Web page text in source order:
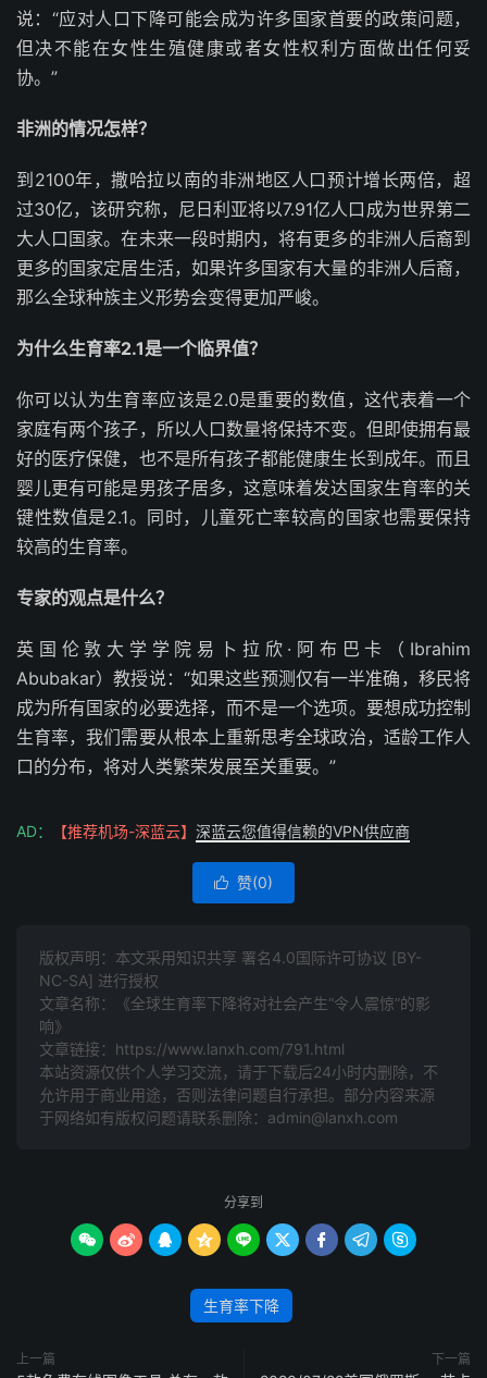
说：“应对人口下降可能会成为许多国家首要的政策问题，
但决不能在女性生殖健康或者女性权利方面做出任何妥
协。”
非洲的情况怎样？
到2100年，撒哈拉以南的非洲地区人口预计增长两倍，超
过30亿，该研究称，尼日利亚将以7.91亿人口成为世界第二
大人口国家。在未来一段时期内，将有更多的非洲人后裔到
更多的国家定居生活，如果许多国家有大量的非洲人后裔，
那么全球种族主义形势会变得更加严峻。
为什么生育率2.1是一个临界值？
你可以认为生育率应该是2.0是重要的数值，这代表着一个
家庭有两个孩子，所以人口数量将保持不变。但即使拥有最
好的医疗保健，也不是所有孩子都能健康生长到成年。而且
婴儿更有可能是男孩子居多，这意味着发达国家生育率的关
键性数值是2.1。同时，儿童死亡率较高的国家也需要保持
较高的生育率。
专家的观点是什么？
英国伦敦大学学院易卜拉欣·阿布巴卡（Ibrahim
Abubakar）教授说：“如果这些预测仅有一半准确，移民将
成为所有国家的必要选择，而不是一个选项。要想成功控制
生育率，我们需要从根本上重新思考全球政治，适龄工作人
口的分布，将对人类繁荣发展至关重要。”
AD： 【推荐机场-深蓝云】 深蓝云您值得信赖的VPN供应商
 赞(0)
版权声明：本文采用知识共享 署名4.0国际许可协议 [BY-
NC-SA] 进行授权
文章名称：《全球生育率下降将对社会产生“令人震惊”的影
响》
文章链接： https://www.lanxh.com/791.html
本站资源仅供个人学习交流，请于下载后24小时内删除，不
允许用于商业用途，否则法律问题自行承担。部分内容来源
于网络如有版权问题请联系删除：admin@lanxh.com
分享到
        
生育率下降
上一篇 下一篇